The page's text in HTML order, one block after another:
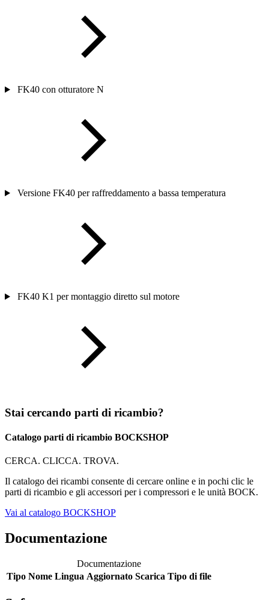
FK40 con otturatore N
Versione FK40 per raffreddamento a bassa temperatura
FK40 K1 per montaggio diretto sul motore
Stai cercando parti di ricambio?
Catalogo parti di ricambio BOCKSHOP
CERCA. CLICCA. TROVA.
Il catalogo dei ricambi consente di cercare online e in pochi clic le
parti di ricambio e gli accessori per i compressori e le unità BOCK.
Vai al catalogo BOCKSHOP
Documentazione
Documentazione
Tipo Nome Lingua Aggiornato Scarica Tipo di file